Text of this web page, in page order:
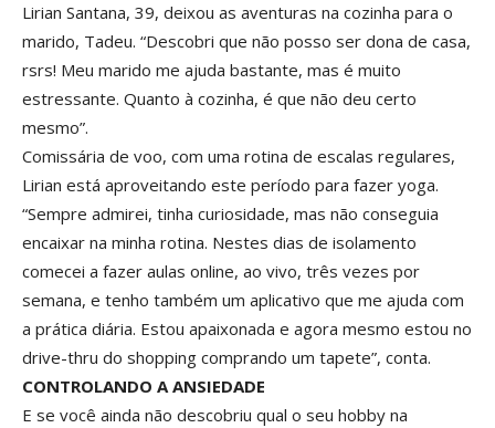
Lirian Santana, 39, deixou as aventuras na cozinha para o
marido, Tadeu. “Descobri que não posso ser dona de casa,
rsrs! Meu marido me ajuda bastante, mas é muito
estressante. Quanto à cozinha, é que não deu certo
mesmo”.
Comissária de voo, com uma rotina de escalas regulares,
Lirian está aproveitando este período para fazer yoga.
“Sempre admirei, tinha curiosidade, mas não conseguia
encaixar na minha rotina. Nestes dias de isolamento
comecei a fazer aulas online, ao vivo, três vezes por
semana, e tenho também um aplicativo que me ajuda com
a prática diária. Estou apaixonada e agora mesmo estou no
drive-thru do shopping comprando um tapete”, conta.
CONTROLANDO A ANSIEDADE
E se você ainda não descobriu qual o seu hobby na